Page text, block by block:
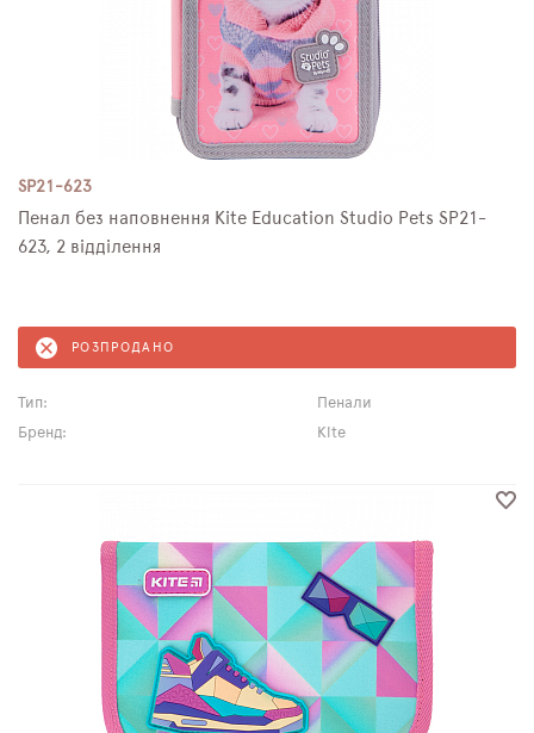
SP21-623
Пенал без наповнення Kite Education Studio Pets SP21-
623, 2 відділення
РОЗПРОДАНО
Тип:
Пенали
Бренд:
Kite